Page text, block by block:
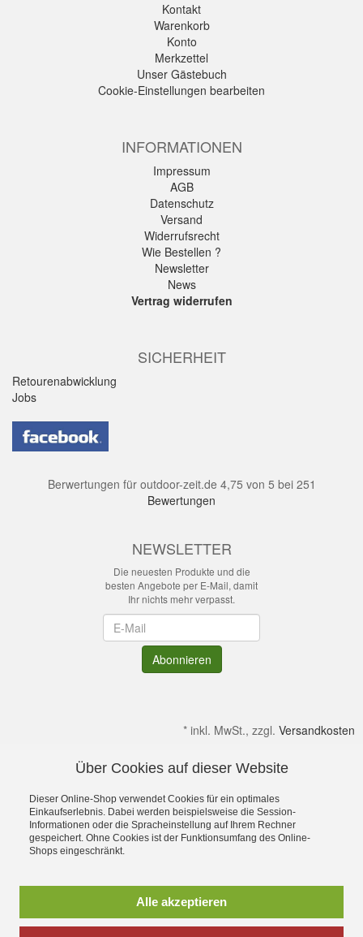
Kontakt
Warenkorb
Konto
Merkzettel
Unser Gästebuch
Cookie-Einstellungen bearbeiten
INFORMATIONEN
Impressum
AGB
Datenschutz
Versand
Widerrufsrecht
Wie Bestellen ?
Newsletter
News
Vertrag widerrufen
SICHERHEIT
Retourenabwicklung
Jobs
Berwertungen für outdoor-zeit.de 4,75 von 5 bei 251
Bewertungen
NEWSLETTER
Die neuesten Produkte und die
besten Angebote per E-Mail, damit
Ihr nichts mehr verpasst.
Abonnieren
* inkl. MwSt., zzgl. Versandkosten
Irrtümer & kleine Produktabweichungen vorbehalten!
Gültig solange Verfügbar. Die Abbildungen enthalten teilweise
Dekoration bzw. Zusatzausstattung. Preise gelten ohne diese.
Alle Rechte an Namen, Beschreibungen sowie Bildern gehören
Schorndorf,Göppingen,Heidenheim und Schwäbisch Gmünd
Sie suchen einen Seminarraum, Tagungsraum oder einen
Über Cookies auf dieser Website
Dieser Online-Shop verwendet Cookies für ein optimales
Einkaufserlebnis. Dabei werden beispielsweise die Session-
Informationen oder die Spracheinstellung auf Ihrem Rechner
gespeichert. Ohne Cookies ist der Funktionsumfang des Online-
Shops eingeschränkt.
Alle akzeptieren